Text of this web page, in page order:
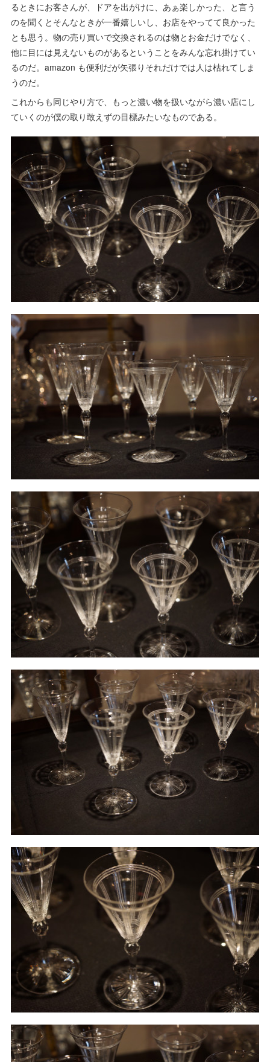
るときにお客さんが、ドアを出がけに、あぁ楽しかった、と言う
のを聞くとそんなときが一番嬉しいし、お店をやってて良かった
とも思う。物の売り買いで交換されるのは物とお金だけでなく、
他に目には見えないものがあるということをみんな忘れ掛けてい
るのだ。amazon も便利だが矢張りそれだけでは人は枯れてしま
うのだ。
これからも同じやり方で、もっと濃い物を扱いながら濃い店にし
ていくのが僕の取り敢えずの目標みたいなものである。